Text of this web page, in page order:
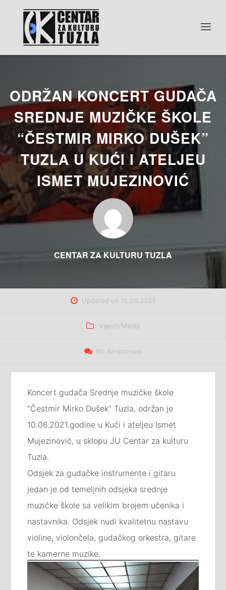
ODRŽAN KONCERT GUDAČA
SREDNJE MUZIČKE ŠKOLE
“ČESTMIR MIRKO DUŠEK”
TUZLA U KUĆI I ATELJEU
ISMET MUJEZINOVIĆ
CENTAR ZA KULTURU TUZLA
Updated on 15.06.2021
Categories
Vijesti/Mediji
No Responses
Koncert gudača Srednje muzičke škole
“Čestmir Mirko Dušek” Tuzla, održan je
10.06.2021.godine u Kući i ateljeu Ismet
Mujezinović, u sklopu JU Centar za kulturu
Tuzla.
Odsjek za gudačke instrumente i gitaru
jedan je od temeljnih odsjeka srednje
muzičke škole sa velikim brojem učenika i
nastavnika. Odsjek nudi kvalitetnu nastavu
violine, violončela, gudačkog orkestra, gitare
te kamerne muzike.